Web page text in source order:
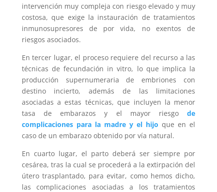
intervención muy compleja con riesgo elevado y muy
costosa, que exige la instauración de tratamientos
inmunosupresores de por vida, no exentos de
riesgos asociados.
En tercer lugar, el proceso requiere del recurso a las
técnicas de fecundación in vitro, lo que implica la
producción supernumeraria de embriones con
destino incierto, además de las limitaciones
asociadas a estas técnicas, que incluyen la menor
tasa de embarazos y el mayor riesgode
complicaciones para la madre y el hijo que en el
caso de un embarazo obtenido por vía natural.
En cuarto lugar, el parto deberá ser siempre por
cesárea, tras la cual se procederá a la extirpación del
útero trasplantado, para evitar, como hemos dicho,
las complicaciones asociadas a los tratamientos